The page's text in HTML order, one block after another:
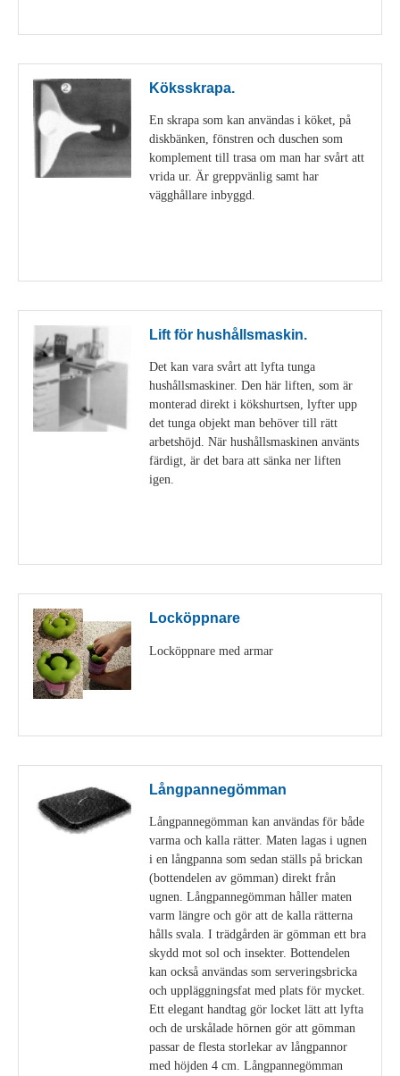
Köksskrapa.
En skrapa som kan användas i köket, på
diskbänken, fönstren och duschen som
komplement till trasa om man har svårt att
vrida ur. Är greppvänlig samt har
vägghållare inbyggd.
Lift för hushållsmaskin.
Det kan vara svårt att lyfta tunga
hushållsmaskiner. Den här liften, som är
monterad direkt i kökshurtsen, lyfter upp
det tunga objekt man behöver till rätt
arbetshöjd. När hushållsmaskinen använts
färdigt, är det bara att sänka ner liften
igen.
Locköppnare
Locköppnare med armar
Långpannegömman
Långpannegömman kan användas för både
varma och kalla rätter. Maten lagas i ugnen
i en långpanna som sedan ställs på brickan
(bottendelen av gömman) direkt från
ugnen. Långpannegömman håller maten
varm längre och gör att de kalla rätterna
hålls svala. I trädgården är gömman ett bra
skydd mot sol och insekter. Bottendelen
kan också användas som serveringsbricka
och uppläggningsfat med plats för mycket.
Ett elegant handtag gör locket lätt att lyfta
och de urskålade hörnen gör att gömman
passar de flesta storlekar av långpannor
med höjden 4 cm. Långpannegömman